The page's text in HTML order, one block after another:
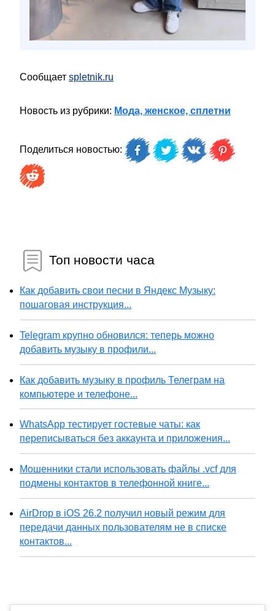
Сообщает spletnik.ru
Новость из рубрики: Мода, женское, сплетни
Поделиться новостью:
Топ новости часа
Как добавить свои песни в Яндекс Музыку:
пошаговая инструкция...
Telegram крупно обновился: теперь можно
добавить музыку в профили...
Как добавить музыку в профиль Телеграм на
компьютере и телефоне...
WhatsApp тестирует гостевые чаты: как
переписываться без аккаунта и приложения...
Мошенники стали использовать файлы .vcf для
подмены контактов в телефонной книге...
AirDrop в iOS 26.2 получил новый режим для
передачи данных пользователям не в списке
контактов...